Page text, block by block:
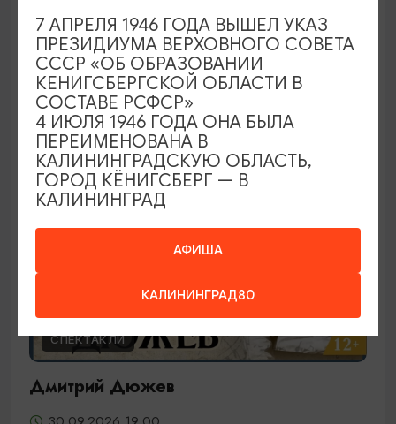
Ирландское шоу
29.09.2026 19:00
Калининград, Калининградский театр эстрады
ОТ 2000₽
СПЕКТАКЛИ
Дмитрий Дюжев
АФИША
КАЛИНИНГРАД80
7 АПРЕЛЯ 1946 ГОДА ВЫШЕЛ УКАЗ
ПРЕЗИДИУМА ВЕРХОВНОГО СОВЕТА
СССР «ОБ ОБРАЗОВАНИИ
КЕНИГСБЕРГСКОЙ ОБЛАСТИ В
СОСТАВЕ РСФСР»
4 ИЮЛЯ 1946 ГОДА ОНА БЫЛА
ПЕРЕИМЕНОВАНА В
КАЛИНИНГРАДСКУЮ ОБЛАСТЬ,
ГОРОД КЁНИГСБЕРГ — В
КАЛИНИНГРАД